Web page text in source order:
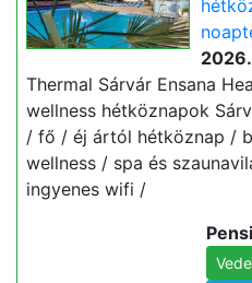
Thermal Sárvár Ensana
wellness hétköznapok
/ fő / éj ártól hétköznap /
wellness / spa és
ingyenes wifi /